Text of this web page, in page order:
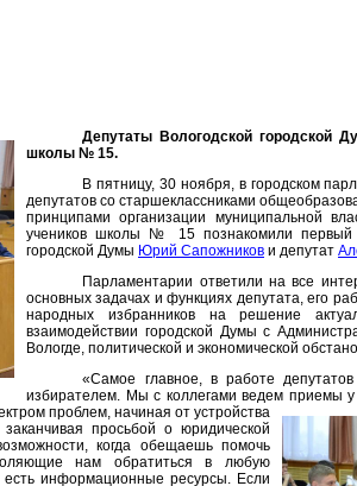
Депутаты Вологодской городской
школы № 15.
В пятницу, 30 ноября, в городском
депутатов со старшеклассниками
принципами организации муниципальной
учеников школы № 15 познакомили первый
городской Думы Юрий Сапожников и депутат
Парламентарии ответили на все
основных задачах и функциях депутата, его
народных избранников на решение
взаимодействии городской Думы с
Вологде, политической и экономической
«Самое главное, в работе
избирателем. Мы с коллегами ведем приемы у
проблем, начиная от устройства
просьбой о юридической
когда обещаешь помочь
нам обратиться в любую
информационные ресурсы. Если